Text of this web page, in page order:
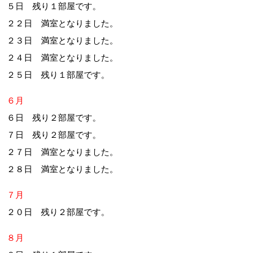
５日 残り１部屋です。
２２日 満室となりました。
２３日 満室となりました。
２４日 満室となりました。
２５日 残り１部屋です。
６月
６日 残り２部屋です。
７日 残り２部屋です。
２７日 満室となりました。
２８日 満室となりました。
７月
２０日 残り２部屋です。
８月